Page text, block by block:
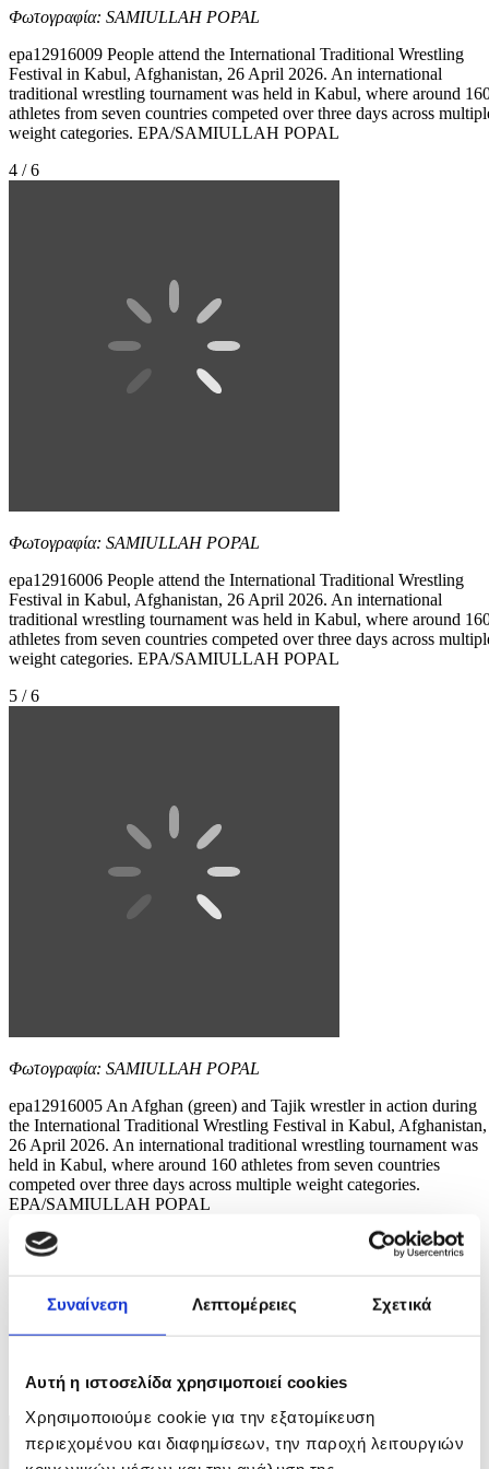
Συναίνεση Λεπτομέρειες Σχετικά
Αυτή η ιστοσελίδα χρησιμοποιεί cookies
Χρησιμοποιούμε cookie για την εξατομίκευση
περιεχομένου και διαφημίσεων, την παροχή λειτουργιών
Φωτογραφία: SAMIULLAH POPAL
epa12916009 People attend the International Traditional Wrestling
Festival in Kabul, Afghanistan, 26 April 2026. An international
traditional wrestling tournament was held in Kabul, where around
athletes from seven countries competed over three days across
weight categories. EPA/SAMIULLAH POPAL
4 / 6
Φωτογραφία: SAMIULLAH POPAL
epa12916006 People attend the International Traditional Wrestling
Festival in Kabul, Afghanistan, 26 April 2026. An international
traditional wrestling tournament was held in Kabul, where around
athletes from seven countries competed over three days across
weight categories. EPA/SAMIULLAH POPAL
5 / 6
Φωτογραφία: SAMIULLAH POPAL
epa12916005 An Afghan (green) and Tajik wrestler in action during
the International Traditional Wrestling Festival in Kabul, Afghanistan,
26 April 2026. An international traditional wrestling tournament was
held in Kabul, where around 160 athletes from seven countries
competed over three days across multiple weight categories.
EPA/SAMIULLAH POPAL
6 / 6
ΦΩΤΟ